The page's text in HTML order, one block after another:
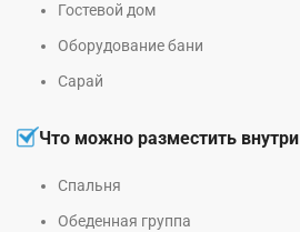
Гостевой дом
Оборудование бани
Сарай
Что можно разместить внутри
Спальня
Обеденная группа